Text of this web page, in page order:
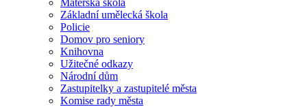
Mateřská škola
Základní umělecká škola
Policie
Domov pro seniory
Knihovna
Užitečné odkazy
Národní dům
Zastupitelky a zastupitelé města
Komise rady města